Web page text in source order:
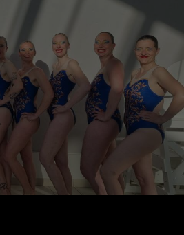
Boutique
Documents
utiles
Contact